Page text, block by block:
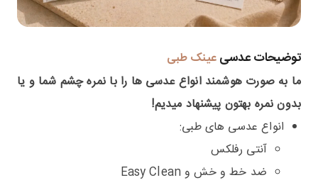
توضیحات عدسی عینک طبی
ما به صورت هوشمند انواع عدسی ها را با نمره چشم شما و یا
بدون نمره بهتون پیشنهاد میدیم!
انواع عدسی های طبی:
آنتی رفلکس
ضد خط و خش و Easy Clean